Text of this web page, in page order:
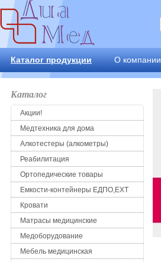
Каталог продукции О компании
Каталог
Акции!
Медтехника для дома
Алкотестеры (алкометры)
Реабилитация
Ортопедические товары
Емкости-контейнеры ЕДПО,ЕХТ
Кровати
Матрасы медицинские
Медоборудование
Мебель медицинская